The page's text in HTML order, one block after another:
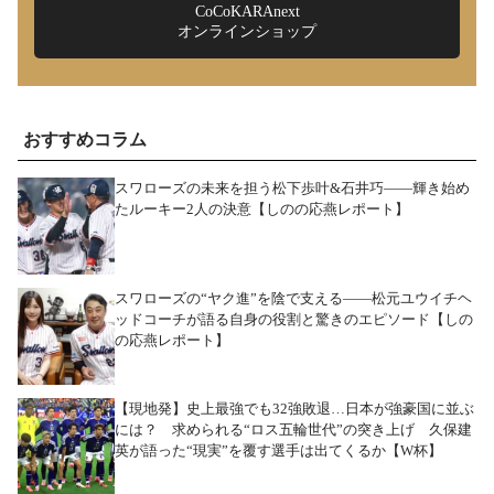
CoCoKARAnext
オンラインショップ
おすすめコラム
スワローズの未来を担う松下歩叶&石井巧――輝き始め
たルーキー2人の決意【しのの応燕レポート】
スワローズの“ヤク進”を陰で支える――松元ユウイチヘ
ッドコーチが語る自身の役割と驚きのエピソード【しの
の応燕レポート】
【現地発】史上最強でも32強敗退…日本が強豪国に並ぶ
には？ 求められる“ロス五輪世代”の突き上げ 久保建
英が語った“現実”を覆す選手は出てくるか【W杯】